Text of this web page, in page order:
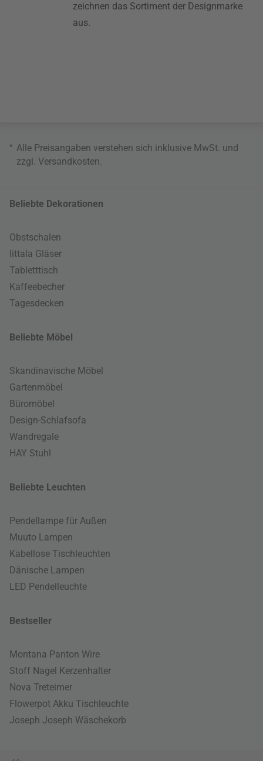
zeichnen das Sortiment der Designmarke
aus.
* Alle Preisangaben verstehen sich inklusive MwSt. und
zzgl. Versandkosten
Beliebte Dekorationen
Obstschalen
Iittala Gläser
Tabletttisch
Kaffeebecher
Tagesdecken
Beliebte Möbel
Skandinavische Möbel
Gartenmöbel
Büromöbel
Design-Schlafsofa
Wandregale
HAY Stuhl
Beliebte Leuchten
Pendellampe für Außen
Muuto Lampen
Kabellose Tischleuchten
Dänische Lampen
LED Pendelleuchte
Bestseller
Montana Panton Wire
Stoff Nagel Kerzenhalter
Nova Treteimer
Flowerpot Akku Tischleuchte
Joseph Joseph Wäschekorb